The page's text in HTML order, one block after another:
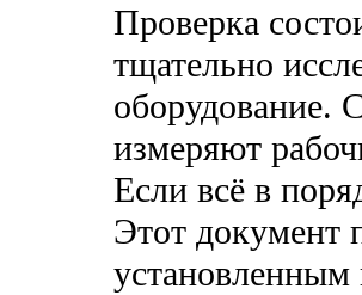
Проверка
тщательно
оборудование.
измеряют
Если всё в
Этот документ